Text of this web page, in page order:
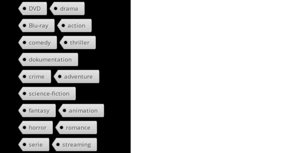
DVD drama
Blu-ray action
comedy thriller
dokumentation
crime adventure
science-fiction
fantasy animation
horror romance
serie streaming